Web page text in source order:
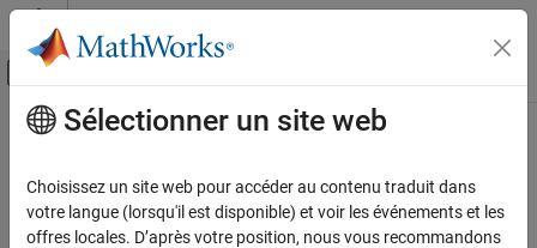
Passer au contenu
Activer/désactiver l'affichage du menu
Accueil de la documentation
Contenu principal
How useful was this information?
Sélectionner un site web
Choisissez un site web pour accéder au contenu traduit dans
votre langue (lorsqu'il est disponible) et voir les événements et les
offres locales. D’après votre position, nous vous recommandons